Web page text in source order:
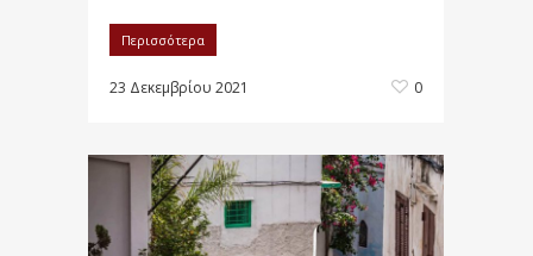
Περισσότερα
23 Δεκεμβρίου 2021 0